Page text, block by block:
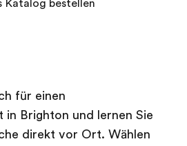
Katalog bestellen
für einen
in Brighton und lernen Sie
direkt vor Ort. Wählen